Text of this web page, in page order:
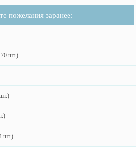
пожелания заранее:
шт.)
шт.)